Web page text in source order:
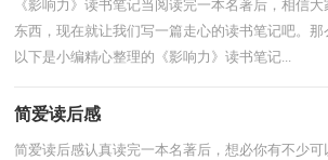
《影响力》读书笔记当阅读完一本名著后，相信
东西，现在就让我们写一篇走心的读书笔记吧。那
以下是小编精心整理的《影响力》读书笔记...
简爱读后感
简爱读后感认真读完一本名著后，想必你有不少